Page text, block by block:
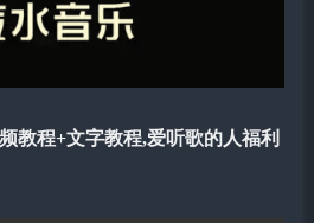
教程+文字教程,爱听歌的人福利